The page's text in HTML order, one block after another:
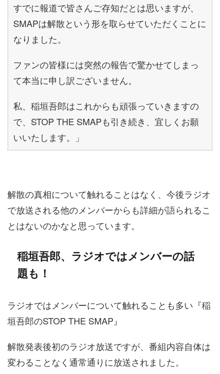
すでに報道で皆さんご存知だとは思いますが、
SMAPは解散という形を取らせていただくことに
なりました。
ファンの皆様には突然の報告で驚かせてしまっ
て本当に申し訳ございません。
私、稲垣吾郎はこれからも頑張っていきますの
で、STOP THE SMAPも引き続き、宜しくお願
いいたします。」
解散の真相について触れることはなく、今後ラジオ
で放送される他のメンバーからも詳細が語られるこ
とはないのかなと思っています。
稲垣吾郎、ラジオではメンバーの話
題も！
ラジオではメンバーについて触れることも多い『稲
垣吾郎のSTOP THE SMAP』
解散発表後初のラジオ放送ですが、番組内容自体は
変わることなく通常通りに放送されました。